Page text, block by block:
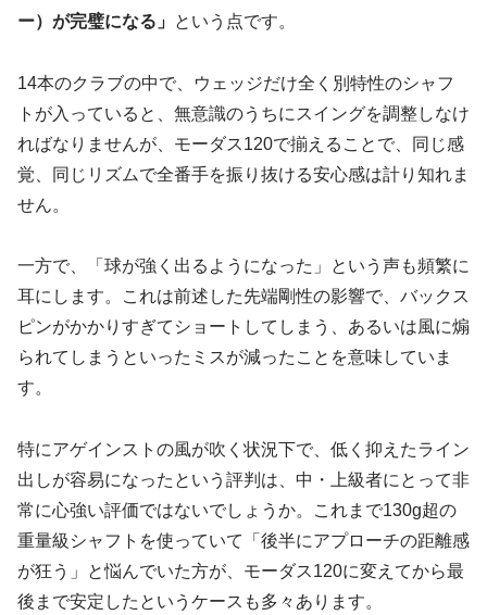
ー）が完璧になる」 という点です。
14本のクラブの中で、ウェッジだけ全く別特性のシャフ
トが入っていると、無意識のうちにスイングを調整しなけ
ればなりませんが、モーダス120で揃えることで、同じ感
覚、同じリズムで全番手を振り抜ける安心感は計り知れま
せん。
一方で、「球が強く出るようになった」という声も頻繁に
耳にします。これは前述した先端剛性の影響で、バックス
ピンがかかりすぎてショートしてしまう、あるいは風に煽
られてしまうといったミスが減ったことを意味していま
す。
特にアゲインストの風が吹く状況下で、低く抑えたライン
出しが容易になったという評判は、中・上級者にとって非
常に心強い評価ではないでしょうか。これまで130g超の
重量級シャフトを使っていて「後半にアプローチの距離感
が狂う」と悩んでいた方が、モーダス120に変えてから最
後まで安定したというケースも多々あります。